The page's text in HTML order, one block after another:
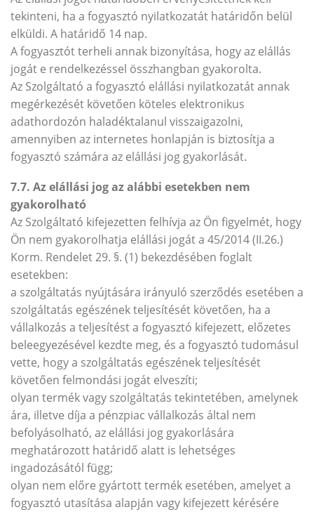
tekinteni, ha a fogyasztó nyilatkozatát határidőn belül
elküldi. A határidő 14 nap.
A fogyasztót terheli annak bizonyítása, hogy az elállás
jogát e rendelkezéssel összhangban gyakorolta.
Az Szolgáltató a fogyasztó elállási nyilatkozatát annak
megérkezését követően köteles elektronikus
adathordozón haladéktalanul visszaigazolni,
amennyiben az internetes honlapján is biztosítja a
fogyasztó számára az elállási jog gyakorlását.
7.7. Az elállási jog az alábbi esetekben nem
gyakorolható
Az Szolgáltató kifejezetten felhívja az Ön figyelmét, hogy
Ön nem gyakorolhatja elállási jogát a 45/2014 (II.26.)
Korm. Rendelet 29. §. (1) bekezdésében foglalt
esetekben:
a szolgáltatás nyújtására irányuló szerződés esetében a
szolgáltatás egészének teljesítését követően, ha a
vállalkozás a teljesítést a fogyasztó kifejezett, előzetes
beleegyezésével kezdte meg, és a fogyasztó tudomásul
vette, hogy a szolgáltatás egészének teljesítését
követően felmondási jogát elveszíti;
olyan termék vagy szolgáltatás tekintetében, amelynek
ára, illetve díja a pénzpiac vállalkozás által nem
befolyásolható, az elállási jog gyakorlására
meghatározott határidő alatt is lehetséges
ingadozásától függ;
olyan nem előre gyártott termék esetében, amelyet a
fogyasztó utasítása alapján vagy kifejezett kérésére